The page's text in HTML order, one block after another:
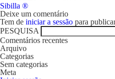
Navegação
de
artigos
Sibilla ®
Deixe um comentário
Tem de iniciar a sessão para
PESQUISA
Comentários recentes
Arquivo
Categorias
Sem categorias
Meta